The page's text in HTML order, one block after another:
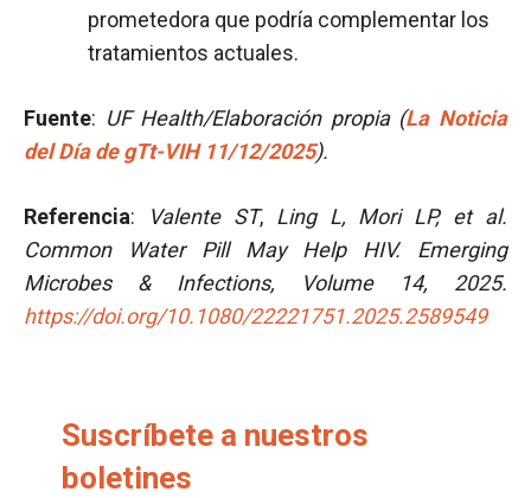
prometedora que podría complementar los
tratamientos actuales.
Fuente: UF Health/Elaboración propia (La Noticia
del Día de gTt-VIH 11/12/2025).
Referencia: Valente ST, Ling L, Mori LP, et al.
Common Water Pill May Help HIV. Emerging
Microbes & Infections,
Volume 14, 2025.
https://doi.org/10.1080/22221751.2025.2589549
Suscríbete a nuestros
boletines